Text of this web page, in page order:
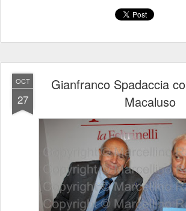
OCT
27
Gianfranco Spadaccia
Macaluso